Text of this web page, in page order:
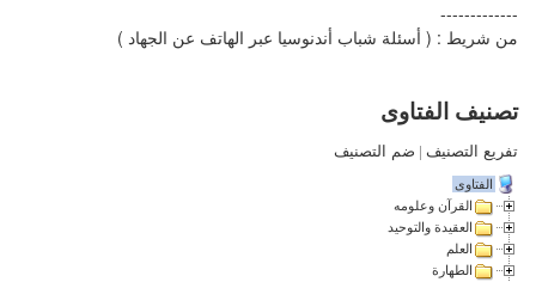
-------------
من شريط : ( أسئلة شباب أندنوسيا عبر الهاتف عن الجهاد )
تصنيف الفتاوى
تفريع التصنيف | ضم التصنيف
الفتاوى
القرآن وعلومه
العقيدة والتوحيد
العلم
الطهارة